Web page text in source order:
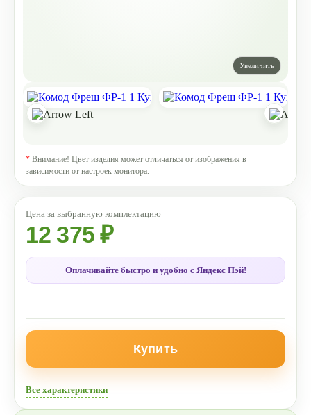
* Внимание! Цвет изделия может отличаться от изображения в
зависимости от настроек монитора.
12 375 ₽
Оплачивайте быстро и удобно с Яндекс Пэй!
Купить
Все характеристики